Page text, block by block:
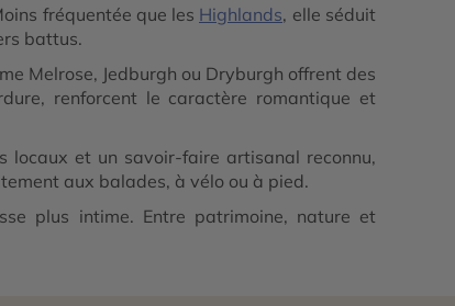
fréquentée que les Highlands, elle séduit
battus.
Melrose, Jedburgh ou Dryburgh offrent des
renforcent le caractère romantique et
locaux et un savoir-faire artisanal reconnu,
aux balades, à vélo ou à pied.
plus intime. Entre patrimoine, nature et